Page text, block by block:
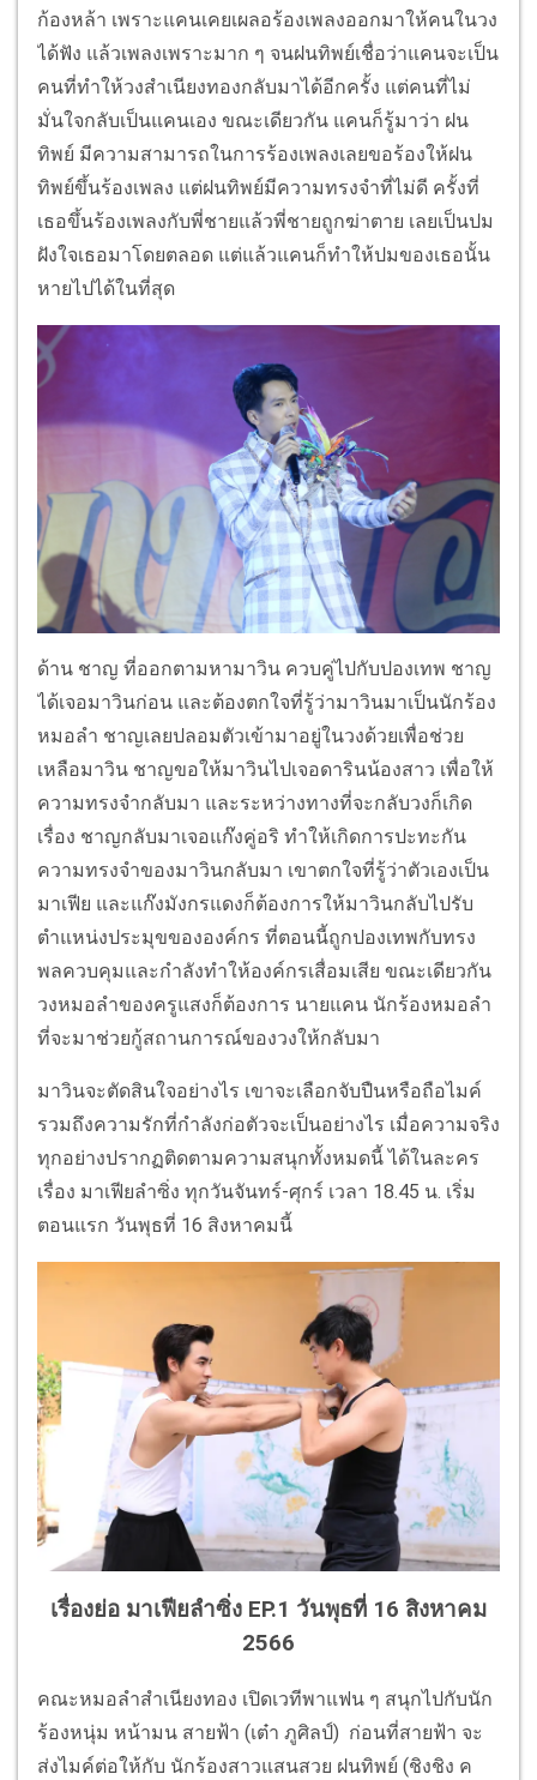
ก้องหล้า เพราะแคนเคยเผลอร้องเพลงออกมาให้คนในวง
ได้ฟัง แล้วเพลงเพราะมาก ๆ จนฝนทิพย์เชื่อว่าแคนจะเป็น
คนที่ทำให้วงสำเนียงทองกลับมาได้อีกครั้ง แต่คนที่ไม่
มั่นใจกลับเป็นแคนเอง ขณะเดียวกัน แคนก็รู้มาว่า ฝน
ทิพย์ มีความสามารถในการร้องเพลงเลยขอร้องให้ฝน
ทิพย์ขึ้นร้องเพลง แต่ฝนทิพย์มีความทรงจำที่ไม่ดี ครั้งที่
เธอขึ้นร้องเพลงกับพี่ชายแล้วพี่ชายถูกฆ่าตาย เลยเป็นปม
ฝังใจเธอมาโดยตลอด แต่แล้วแคนก็ทำให้ปมของเธอนั้น
หายไปได้ในที่สุด
ด้าน ชาญ ที่ออกตามหามาวิน ควบคู่ไปกับปองเทพ ชาญ
ได้เจอมาวินก่อน และต้องตกใจที่รู้ว่ามาวินมาเป็นนักร้อง
หมอลำ ชาญเลยปลอมตัวเข้ามาอยู่ในวงด้วยเพื่อช่วย
เหลือมาวิน ชาญขอให้มาวินไปเจอดารินน้องสาว เพื่อให้
ความทรงจำกลับมา และระหว่างทางที่จะกลับวงก็เกิด
เรื่อง ชาญกลับมาเจอแก๊งคู่อริ ทำให้เกิดการปะทะกัน
ความทรงจำของมาวินกลับมา เขาตกใจที่รู้ว่าตัวเองเป็น
มาเฟีย และแก๊งมังกรแดงก็ต้องการให้มาวินกลับไปรับ
ตำแหน่งประมุขขององค์กร ที่ตอนนี้ถูกปองเทพกับทรง
พลควบคุมและกำลังทำให้องค์กรเสื่อมเสีย ขณะเดียวกัน
วงหมอลำของครูแสงก็ต้องการ นายแคน นักร้องหมอลำ
ที่จะมาช่วยกู้สถานการณ์ของวงให้กลับมา
มาวินจะตัดสินใจอย่างไร เขาจะเลือกจับปืนหรือถือไมค์
รวมถึงความรักที่กำลังก่อตัวจะเป็นอย่างไร เมื่อความจริง
ทุกอย่างปรากฏติดตามความสนุกทั้งหมดนี้ ได้ในละคร
เรื่อง มาเฟียลำซิ่ง ทุกวันจันทร์-ศุกร์ เวลา 18.45 น. เริ่ม
ตอนแรก วันพุธที่ 16 สิงหาคมนี้
เรื่องย่อ มาเฟียลำซิ่ง EP.1 วันพุธที่ 16 สิงหาคม
2566
คณะหมอลำสำเนียงทอง เปิดเวทีพาแฟน ๆ สนุกไปกับนัก
ร้องหนุ่ม หน้ามน สายฟ้า (เต๋า ภูศิลป์) ก่อนที่สายฟ้า จะ
ส่งไมค์ต่อให้กับ นักร้องสาวแสนสวย ฝนทิพย์ (ชิงชิง ค